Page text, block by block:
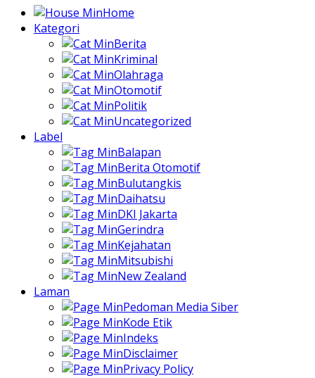
Home
Kategori
Berita
Kriminal
Olahraga
Otomotif
Politik
Uncategorized
Label
Balapan
Berita Otomotif
Bulutangkis
Daihatsu
DKI Jakarta
Gerindra
Kejahatan
Mitsubishi
New Zealand
Laman
Pedoman Media Siber
Kode Etik
Indeks
Disclaimer
Privacy Policy